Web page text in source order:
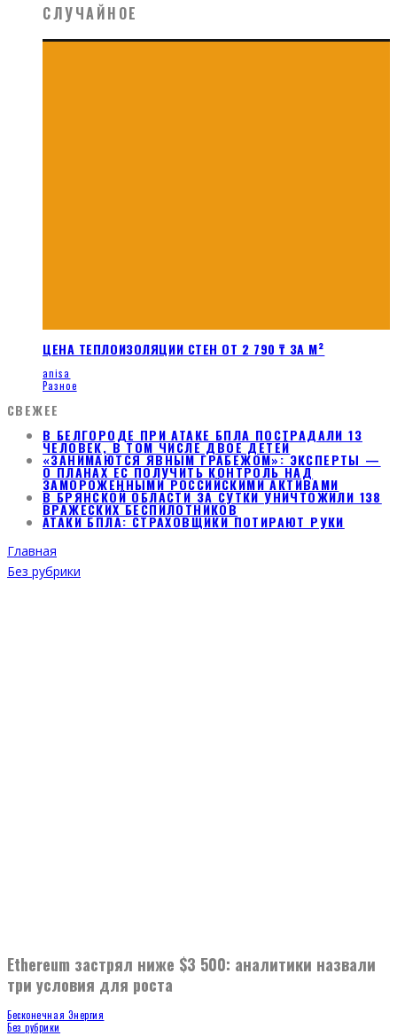
СЛУЧАЙНОЕ
ЦЕНА ТЕПЛОИЗОЛЯЦИИ СТЕН ОТ 2 790 ₸ ЗА М²
anisa
Разное
СВЕЖЕЕ
В БЕЛГОРОДЕ ПРИ АТАКЕ БПЛА ПОСТРАДАЛИ 13
ЧЕЛОВЕК, В ТОМ ЧИСЛЕ ДВОЕ ДЕТЕЙ
«ЗАНИМАЮТСЯ ЯВНЫМ ГРАБЕЖОМ»: ЭКСПЕРТЫ —
О ПЛАНАХ ЕС ПОЛУЧИТЬ КОНТРОЛЬ НАД
ЗАМОРОЖЕННЫМИ РОССИЙСКИМИ АКТИВАМИ
В БРЯНСКОЙ ОБЛАСТИ ЗА СУТКИ УНИЧТОЖИЛИ 138
ВРАЖЕСКИХ БЕСПИЛОТНИКОВ
АТАКИ БПЛА: СТРАХОВЩИКИ ПОТИРАЮТ РУКИ
Главная
Без рубрики
Ethereum застрял ниже $3 500: аналитики назвали
три условия для роста
Бесконечная Энергия
Без рубрики